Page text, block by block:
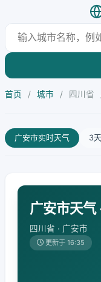
首页 / 城市 / 四川省
广安市实时天气 3
广安市天
四川省 · 广安市
更新于 16:35